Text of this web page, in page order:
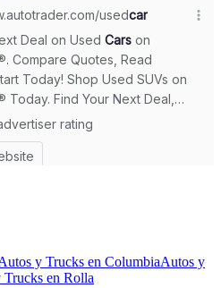
y Trucks en ColumbiaAutos y
en Rolla